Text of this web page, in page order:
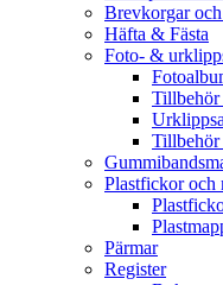
Brevkorgar
Häfta & Fästa
Foto- &
Plastfickor och
Pärmar
Register